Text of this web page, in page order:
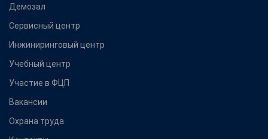
Демозал
Сервисный центр
Инжиниринговый центр
Учебный центр
Участие в ФЦП
Вакансии
Охрана труда